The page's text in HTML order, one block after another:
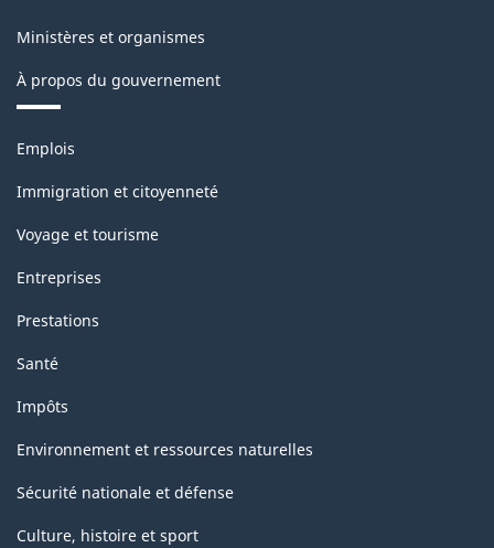
Ministères et organismes
À propos du gouvernement
Thèmes
sujets
Emplois
Immigration et citoyenneté
Voyage et tourisme
Entreprises
Prestations
Santé
Impôts
Environnement et ressources naturelles
Sécurité nationale et défense
Culture, histoire et sport